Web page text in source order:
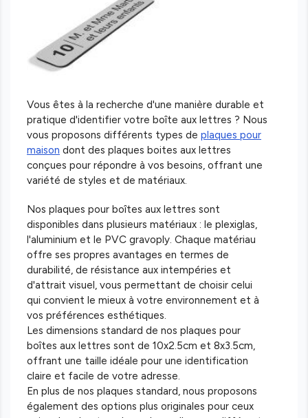
Vous êtes à la recherche d'une manière durable et
pratique d'identifier votre boîte aux lettres ? Nous
vous proposons différents types de plaques pour
maison dont des plaques boites aux lettres
conçues pour répondre à vos besoins, offrant une
variété de styles et de matériaux.
Nos plaques pour boîtes aux lettres sont
disponibles dans plusieurs matériaux : le plexiglas,
l'aluminium et le PVC gravoply. Chaque matériau
offre ses propres avantages en termes de
durabilité, de résistance aux intempéries et
d'attrait visuel, vous permettant de choisir celui
qui convient le mieux à votre environnement et à
vos préférences esthétiques.
Les dimensions standard de nos plaques pour
boîtes aux lettres sont de 10x2.5cm et 8x3.5cm,
offrant une taille idéale pour une identification
claire et facile de votre adresse.
En plus de nos plaques standard, nous proposons
également des options plus originales pour ceux